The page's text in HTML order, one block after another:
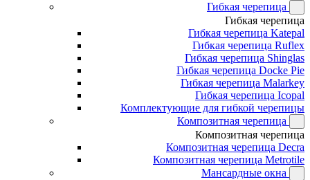
Гибкая черепица
Гибкая черепица
Гибкая черепица Katepal
Гибкая черепица Ruflex
Гибкая черепица Shinglas
Гибкая черепица Docke Pie
Гибкая черепица Malarkey
Гибкая черепица Icopal
Комплектующие для гибкой черепицы
Композитная черепица
Композитная черепица
Композитная черепица Decra
Композитная черепица Metrotile
Мансардные окна